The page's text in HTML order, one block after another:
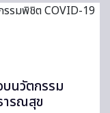
บนวัตกรรม
ารณสุข